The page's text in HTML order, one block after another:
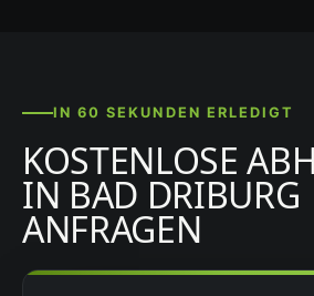
IN 60 SEKUNDEN ERLEDIGT
KOSTENLOSE
IN BAD DRIBURG
ANFRAGEN